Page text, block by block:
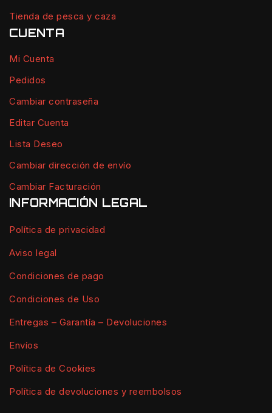
Tienda de pesca y caza
CUENTA
Mi Cuenta
Pedidos
Cambiar contraseña
Editar Cuenta
Lista Deseo
Cambiar dirección de envío
Cambiar Facturación
INFORMACIÓN LEGAL
Política de privacidad
Aviso legal
Condiciones de pago
Condiciones de Uso
Entregas – Garantía – Devoluciones
Envíos
Política de Cookies
Política de devoluciones y reembolsos